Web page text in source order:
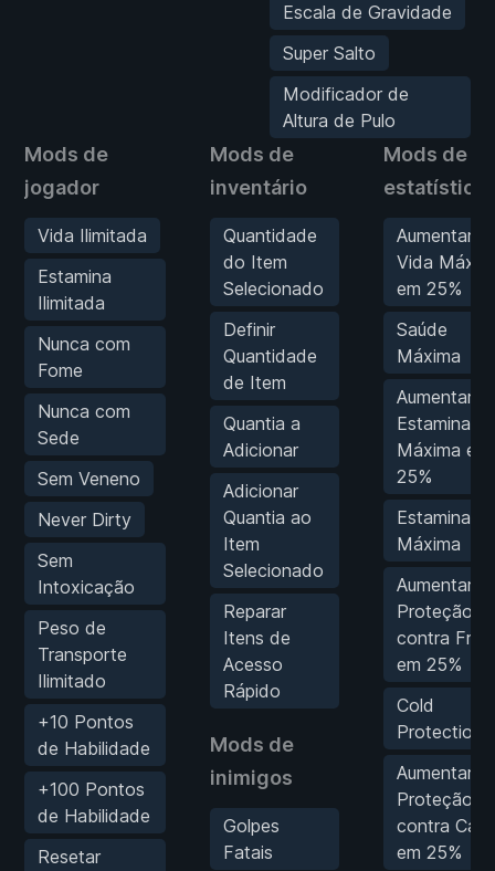
Escala de Gravidade
Super Salto
Modificador de
Altura de Pulo
Mods de
jogador
Vida Ilimitada
Estamina
Ilimitada
Nunca com
Fome
Nunca com
Sede
Sem Veneno
Never Dirty
Sem
Intoxicação
Peso de
Transporte
Ilimitado
+10 Pontos
de Habilidade
+100 Pontos
de Habilidade
Resetar
Mods de
inventário
Quantidade
do Item
Selecionado
Definir
Quantidade
de Item
Quantia a
Adicionar
Adicionar
Quantia ao
Item
Selecionado
Reparar
Itens de
Acesso
Rápido
Mods de
inimigos
Golpes
Fatais
Mods de
Aumentar
Vida
em 25%
Saúde
Máxima
Aumentar
Estamina
Máxima em
25%
Estamina
Máxima
Aumentar
Proteção
contra Frio
em 25%
Cold
Protection
Aumentar
Proteção
contra
em 25%